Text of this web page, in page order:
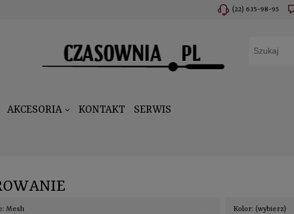
(22) 635-98-95
AKCESORIA KONTAKT SERWIS
Mesh Kolor: (wybierz)